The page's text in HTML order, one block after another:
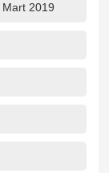
Mart 2019